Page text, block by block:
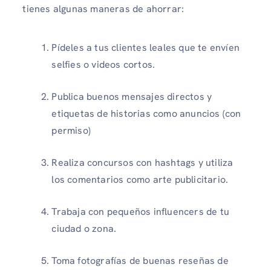
tienes algunas maneras de ahorrar:
Pídeles a tus clientes leales que te envíen
selfies o videos cortos.
Publica buenos mensajes directos y
etiquetas de historias como anuncios (con
permiso)
Realiza concursos con hashtags y utiliza
los comentarios como arte publicitario.
Trabaja con pequeños influencers de tu
ciudad o zona.
Toma fotografías de buenas reseñas de